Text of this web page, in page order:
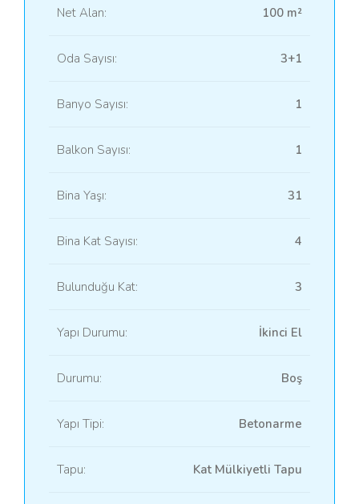
Net Alan: 100 m²
Oda Sayısı: 3+1
Banyo Sayısı: 1
Balkon Sayısı: 1
Bina Yaşı: 31
Bina Kat Sayısı: 4
Bulunduğu Kat: 3
Yapı Durumu: İkinci El
Durumu: Boş
Yapı Tipi: Betonarme
Tapu: Kat Mülkiyetli Tapu